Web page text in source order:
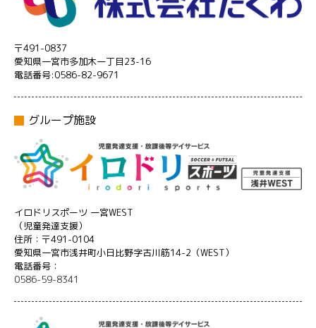
〒491-0837
愛知県一宮市多加木一丁目23-16
電話番号:0586-82-9671
グループ施設
イロドリスポーツ 一宮WEST
（児童発達支援）
住所：〒491-0104
愛知県一宮市浅井町小日比野字古川筋14-2（WEST）
電話番号：
0586-59-8341